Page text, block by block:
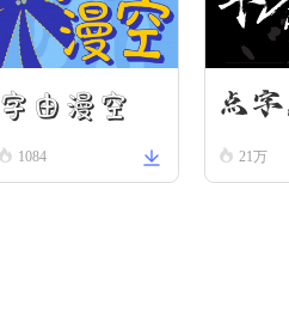
字由漫空
1084
点
21万